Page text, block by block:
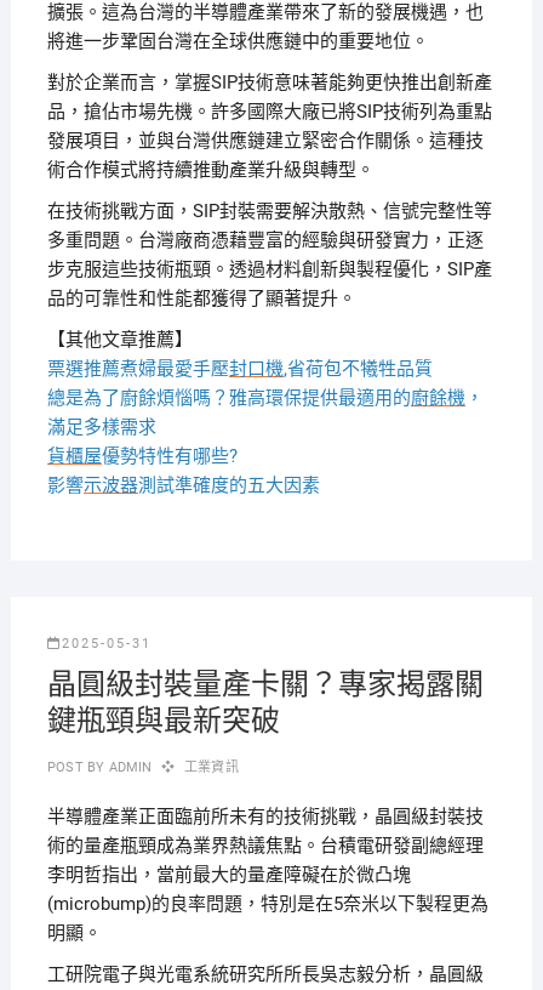
擴張。這為台灣的半導體產業帶來了新的發展機遇，也
將進一步鞏固台灣在全球供應鏈中的重要地位。
對於企業而言，掌握SIP技術意味著能夠更快推出創新產
品，搶佔市場先機。許多國際大廠已將SIP技術列為重點
發展項目，並與台灣供應鏈建立緊密合作關係。這種技
術合作模式將持續推動產業升級與轉型。
在技術挑戰方面，SIP封裝需要解決散熱、信號完整性等
多重問題。台灣廠商憑藉豐富的經驗與研發實力，正逐
步克服這些技術瓶頸。透過材料創新與製程優化，SIP產
品的可靠性和性能都獲得了顯著提升。
【其他文章推薦】
票選推薦煮婦最愛手壓封口機,省荷包不犧牲品質
總是為了廚餘煩惱嗎？雅高環保提供最適用的廚餘機，
滿足多樣需求
貨櫃屋優勢特性有哪些?
影響示波器測試準確度的五大因素
2025-05-31
晶圓級封裝量產卡關？專家揭露關
鍵瓶頸與最新突破
POST BY ADMIN 工業資訊
半導體產業正面臨前所未有的技術挑戰，晶圓級封裝技
術的量產瓶頸成為業界熱議焦點。台積電研發副總經理
李明哲指出，當前最大的量產障礙在於微凸塊
(microbump)的良率問題，特別是在5奈米以下製程更為
明顯。
工研院電子與光電系統研究所所長吳志毅分析，晶圓級